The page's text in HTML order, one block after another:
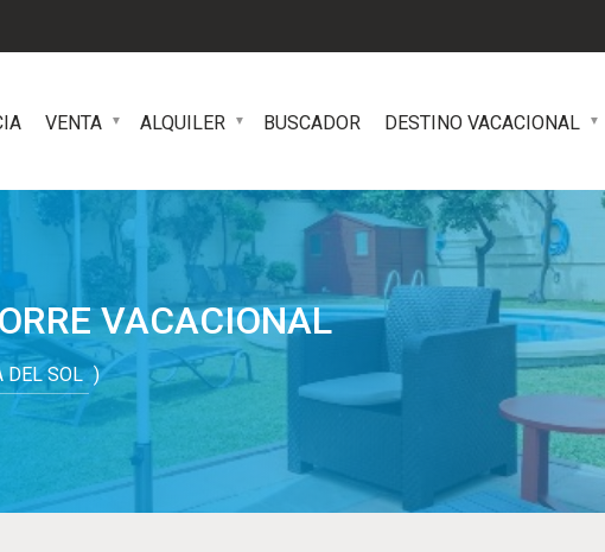
VENTA ALQUILER BUSCADOR DESTINO VACACIONAL
VACACIONAL
DEL SOL )